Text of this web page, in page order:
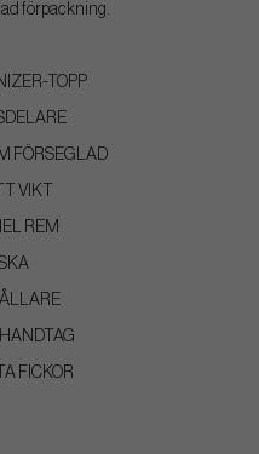
förpackning.
TOPP
FÖRSEGLAD
VIKT
REM
FICKOR